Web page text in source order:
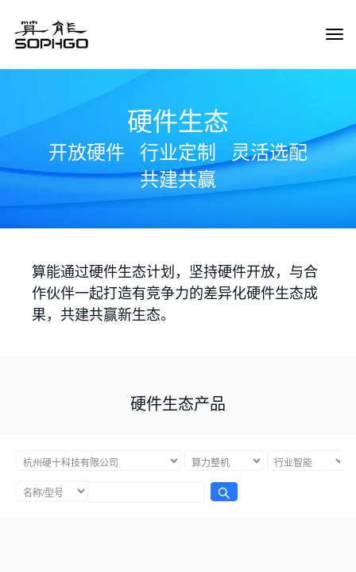
硬件生态
开放硬件 行业定制
灵活选配
共建共赢
算能通过硬件生态计划，坚持硬件开放，与合
作伙伴一起打造有竞争力的差异化硬件生态成
果，共建共赢新生态。
硬件生态产品